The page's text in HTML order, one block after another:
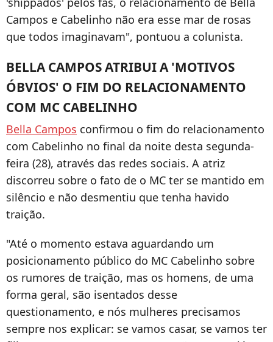
Campos e Cabelinho não era esse mar de rosas
que todos imaginavam", pontuou a colunista.
BELLA CAMPOS ATRIBUI A 'MOTIVOS
ÓBVIOS' O FIM DO RELACIONAMENTO
COM MC CABELINHO
Bella Campos confirmou o fim do relacionamento
com Cabelinho no final da noite desta segunda-
feira (28), através das redes sociais. A atriz
discorreu sobre o fato de o MC ter se mantido em
silêncio e não desmentiu que tenha havido
traição.
"Até o momento estava aguardando um
posicionamento público do MC Cabelinho sobre
os rumores de traição, mas os homens, de uma
forma geral, são isentados desse
questionamento, e nós mulheres precisamos
sempre nos explicar: se vamos casar, se vamos ter